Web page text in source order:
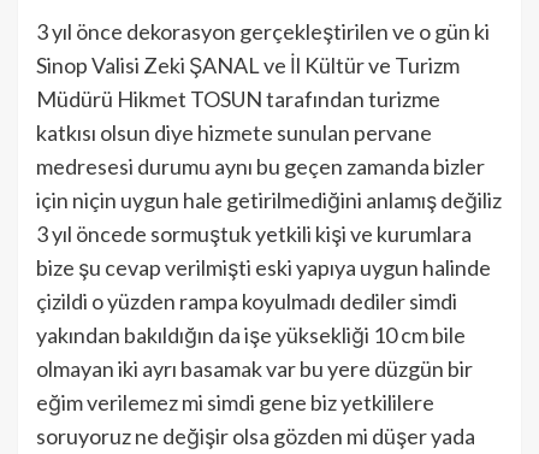
3 yıl önce dekorasyon gerçekleştirilen ve o gün ki
Sinop Valisi Zeki ŞANAL ve İl Kültür ve Turizm
Müdürü Hikmet TOSUN tarafından turizme
katkısı olsun diye hizmete sunulan pervane
medresesi durumu aynı bu geçen zamanda bizler
için niçin uygun hale getirilmediğini anlamış değiliz
3 yıl öncede sormuştuk yetkili kişi ve kurumlara
bize şu cevap verilmişti eski yapıya uygun halinde
çizildi o yüzden rampa koyulmadı dediler simdi
yakından bakıldığın da işe yüksekliği 10 cm bile
olmayan iki ayrı basamak var bu yere düzgün bir
eğim verilemez mi simdi gene biz yetkililere
soruyoruz ne değişir olsa gözden mi düşer yada